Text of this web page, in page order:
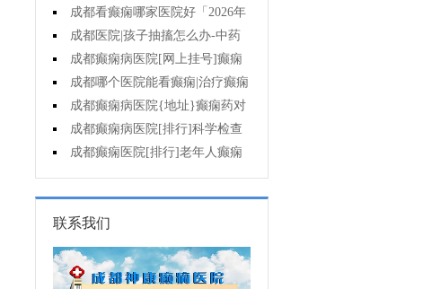
可以不治疗吗?
成都看癫痫哪家医院好「2026年
度公布」癫痫发作时要做什么?
成都医院|孩子抽搐怎么办-中药
能治疗癫痫吗?
成都癫痫病医院[网上挂号]癫痫
护理的要点是什么?
成都哪个医院能看癫痫|治疗癫痫
有哪些误区?
成都癫痫病医院{地址}癫痫药对
孩子有伤害吗?
成都癫痫病医院[排行]科学检查
癫痫的重要性?
成都癫痫医院[排行]老年人癫痫
发作时应该怎么办?
联系我们